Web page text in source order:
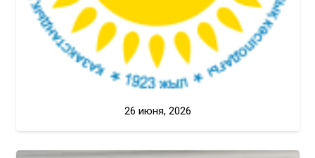
26 июня, 2026